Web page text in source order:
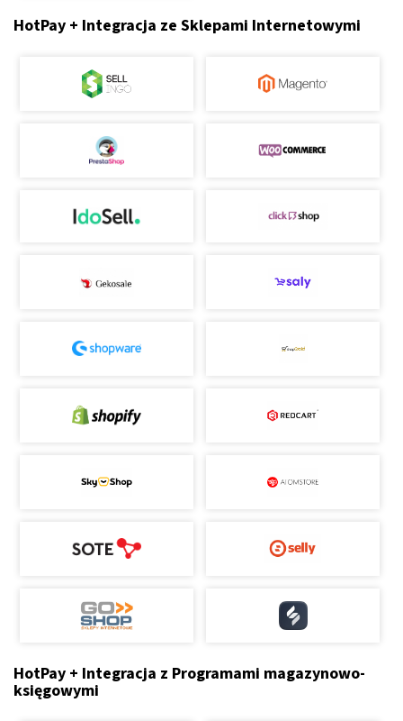
HotPay + Integracja ze Sklepami Internetowymi
HotPay + Integracja z Programami magazynowo-
księgowymi